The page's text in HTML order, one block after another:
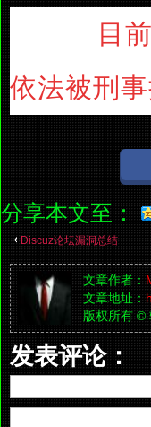
目前
依法被刑
分享本文至：
Discuz论坛漏洞总结
文章作者：
文章地址：
版权所有 ©
发表评论：